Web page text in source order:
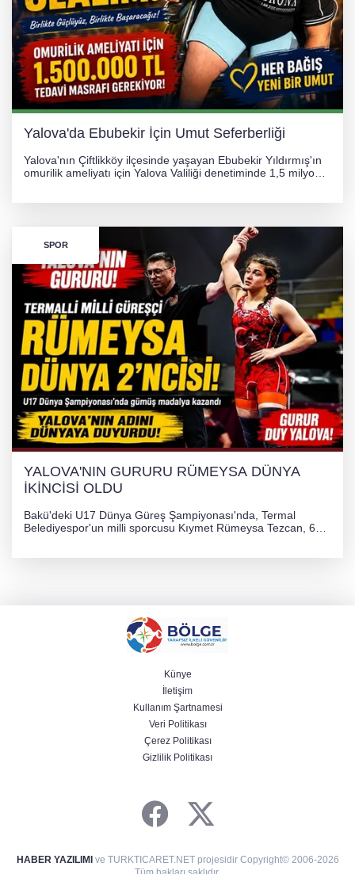
Yalova'da Ebubekir İçin Umut Seferberliği
Yalova'nın Çiftlikköy ilçesinde yaşayan Ebubekir Yıldırmış'ın
omurilik ameliyatı için Yalova Valiliği denetiminde 1,5 milyon
SPOR
YALOVA'NIN GURURU RÜMEYSA DÜNYA
İKİNCİSİ OLDU
Bakü'deki U17 Dünya Güreş Şampiyonası'nda, Termal
Belediyespor'un milli sporcusu Kıymet Rümeysa Tezcan, 69
Künye
İletişim
Kullanım Şartnamesi
Veri Politikası
Çerez Politikası
Gizlilik Politikası
HABER YAZILIMIve TURKTICARET.NET projesidir Copyright© 2006-2026